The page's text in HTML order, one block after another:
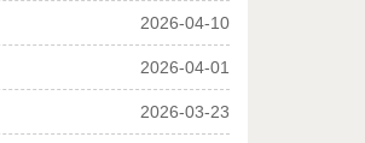
2026-04-10
2026-04-01
2026-03-23